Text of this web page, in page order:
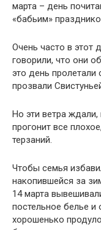
марта – день
«бабьим»
Очень часто в этот
говорили, что они
это день
прозвали
Но эти ветра ждали,
прогонит все
терзаний.
Чтобы семья
накопившейся за
14 марта
постельное белье
хорошенько